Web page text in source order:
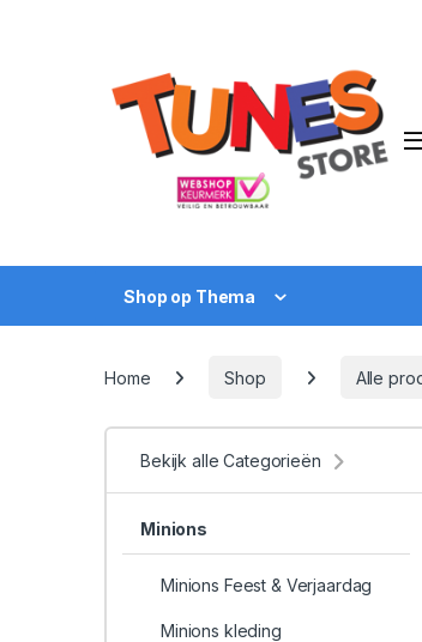
Shop op Thema
Home Shop Alle
Bekijk alle Categorieën
Minions
Minions Feest & Verjaardag
Minions kleding